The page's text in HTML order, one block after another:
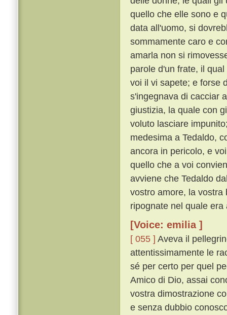
quello che elle sono e
data all'uomo, si
sommamente caro e
amarla non si
parole d'un frate, il
voi il vi sapete; e forse
s'ingegnava di cacciar
giustizia, la quale con
voluto lasciare
medesima a Tedaldo,
ancora in pericolo, e
quello che a voi
avviene che Tedaldo
vostro amore, la vostra
ripognate nel quale
[Voice: emilia ]
[ 055 ] Aveva il
attentissimamente le
sé per certo per quel
Amico di Dio, assai
vostra dimostrazione
e senza dubbio